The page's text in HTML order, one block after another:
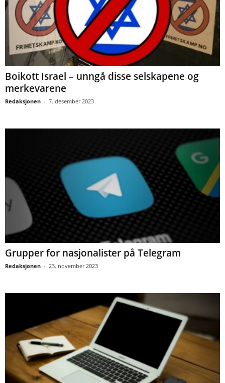
Boikott Israel – unngå disse selskapene og
merkevarene
Redaksjonen - 7. desember 2023
Grupper for nasjonalister på Telegram
Redaksjonen - 23. november 2023